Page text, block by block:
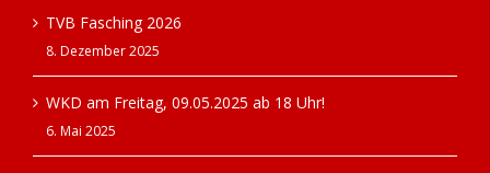
TVB Fasching 2026
8. Dezember 2025
WKD am Freitag, 09.05.2025 ab 18 Uhr!
6. Mai 2025